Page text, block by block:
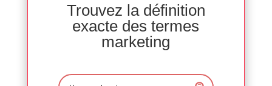
Trouvez la définition
exacte des termes
marketing